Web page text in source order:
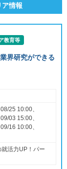
情報
教育等
界研究ができる
25 10:00、
03 15:00、
16 10:00、
就活力UP！パー